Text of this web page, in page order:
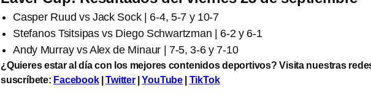
Casper Ruud vs Jack Sock | 6-4, 5-7 y 10-7
Stefanos Tsitsipas vs Diego Schwartzman | 6-2 y 6-1
Andy Murray vs Alex de Minaur | 7-5, 3-6 y 7-10
¿Quieres estar al día con los mejores contenidos deportivos? Visita nuestras
suscríbete: Facebook|Twitter|YouTube TikTok